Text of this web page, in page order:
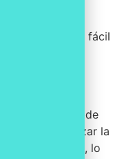
de reporte fácil
de software de
para automatizar la
de datos, lo